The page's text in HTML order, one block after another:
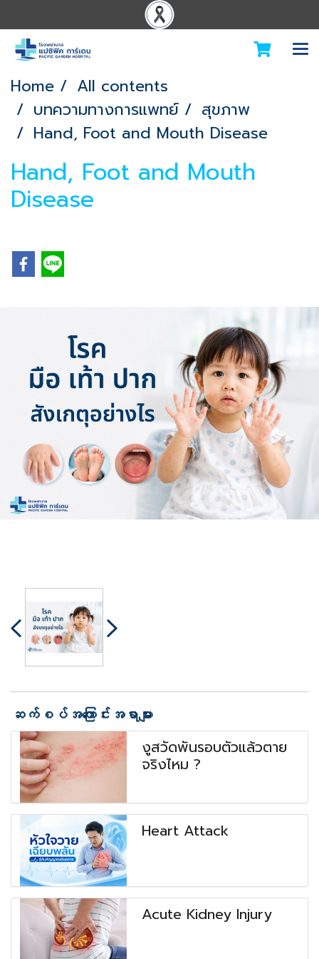
Home
All contents
บทความทางการแพทย์
สุขภาพ
Hand, Foot and Mouth Disease
Hand, Foot and Mouth
Disease
ဆက်စပ်အကြောင်းအရာများ
งูสวัดพันรอบตัวแล้วตาย
จริงไหม ?
Heart Attack
Acute Kidney Injury